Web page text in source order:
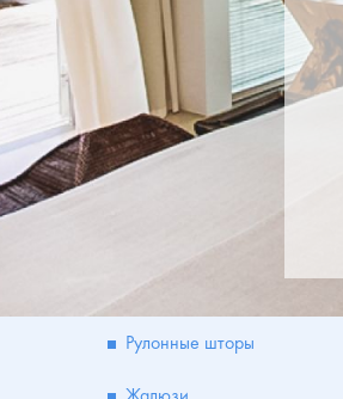
Рулонные шторы